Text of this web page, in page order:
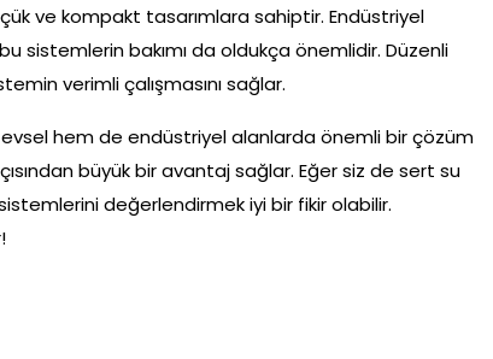
ve kompakt tasarımlara sahiptir. Endüstriyel
sistemlerin bakımı da oldukça önemlidir. Düzenli
verimli çalışmasını sağlar.
hem de endüstriyel alanlarda önemli bir çözüm
büyük bir avantaj sağlar. Eğer siz de sert su
değerlendirmek iyi bir fikir olabilir.